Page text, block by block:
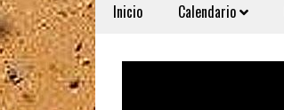
Inicio Calendario